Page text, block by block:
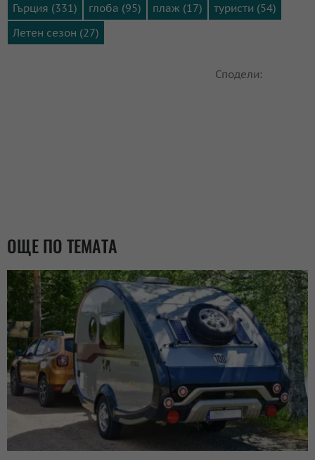
Гърция (331)
глоба (95) плаж (17)
туристи (54)
Летен сезон (27)
Сподели:
ОЩЕ ПО ТЕМАТА